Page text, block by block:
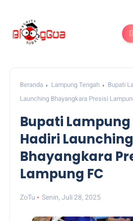
Beranda Lampung Tengah
Bupati
Launching Bhayangkara Presisi
Bupati
Hadiri Launching
Bhayangkara
Lampung FC
ZoTu Senin, Juli 28, 2025